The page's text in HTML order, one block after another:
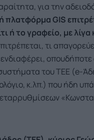
για την
GIS
ή το γραφείο, με λίγα
τι
οπουδήποτε
του ΤΕΕ (e-
κ.λπ.) που ήδη